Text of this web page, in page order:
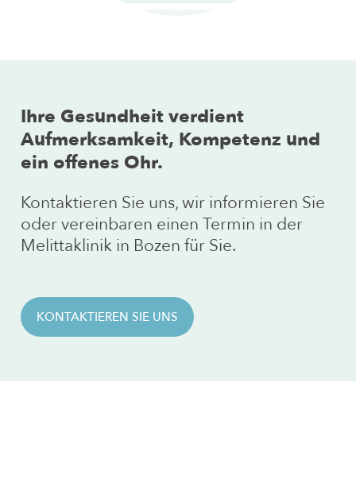
Ihre Gesundheitverdient
Aufmerksamkeit, Kompetenz und
ein offenes Ohr.
Kontaktieren Sie uns, wir informieren Sie
oder vereinbaren einen Termin in der
Melittaklinik in Bozen für Sie.
KONTAKTIEREN SIE UNS